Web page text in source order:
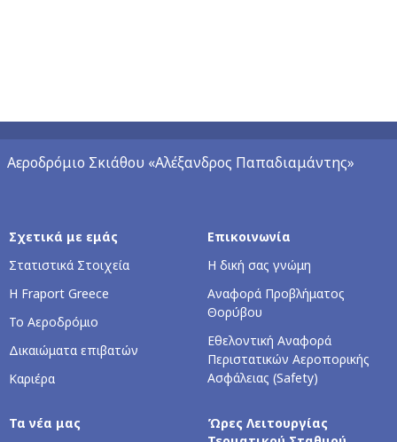
Αεροδρόμιο Σκιάθου «Αλέξανδρος Παπαδιαμάντης»
Σχετικά με εμάς
Στατιστικά Στοιχεία
Η Fraport Greece
Το Αεροδρόμιο
Δικαιώματα επιβατών
Καριέρα
Επικοινωνία
Η δική σας γνώμη
Αναφορά Προβλήματος
Θορύβου
Εθελοντική Αναφορά
Περιστατικών Αεροπορικής
Ασφάλειας (Safety)
Τα νέα μας
Ώρες Λειτουργίας